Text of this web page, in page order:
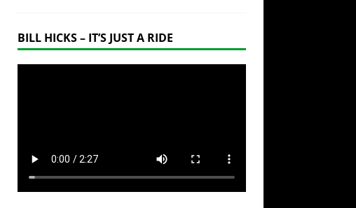
BILL HICKS – IT’S JUST A RIDE